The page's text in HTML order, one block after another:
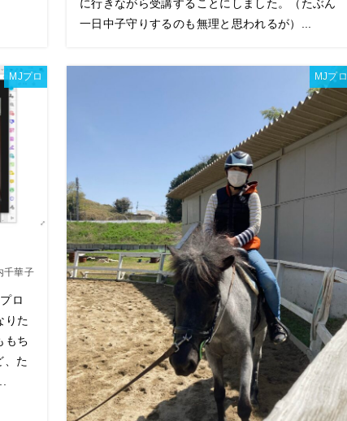
に行きながら受講することにしました。（たぶん
一日中子守りするのも無理と思われるが）...
MJプロ
千華子
ロ
りた
もち
、た
MJプロ